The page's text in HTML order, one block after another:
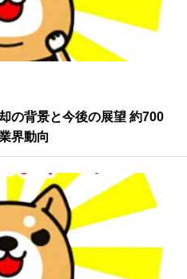
の背景と今後の展望 約700
界動向